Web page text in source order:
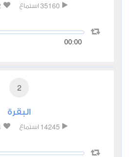
35160 استماع
00:00
2
البقرة
14245 استماع